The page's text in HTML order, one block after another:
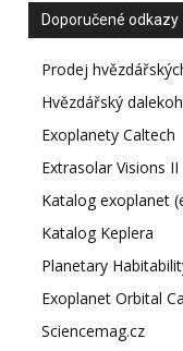
Doporučené odkazy
Prodej
Hvězdářský
Exoplanety Caltech
Extrasolar Visions II
Katalog exoplanet
Katalog Keplera
Planetary
Exoplanet Orbital
Sciencemag.cz